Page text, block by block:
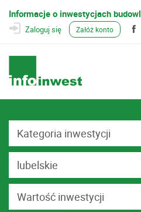
Informacje o inwestycjach
Zaloguj się Załóż konto
Kategoria inwestycji
lubelskie
Wartość inwestycji